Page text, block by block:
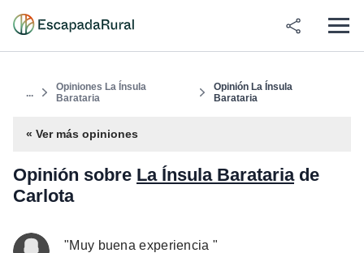
...
Opiniones La Ínsula
Barataria
Opinión La Ínsula
Barataria
« Ver más opiniones
Opinión sobre La Ínsula Baratariade
Carlota
"Muy buena experiencia "